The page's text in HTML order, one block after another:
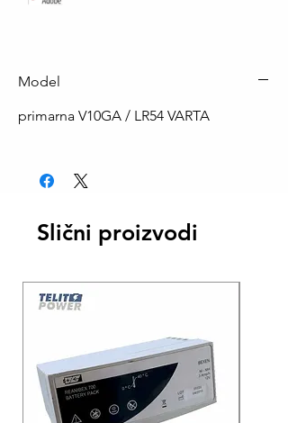
Model
primarna V10GA / LR54 VARTA
Slični proizvodi